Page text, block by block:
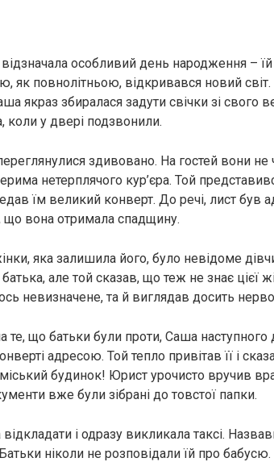
особливий день народження –
як повнолітньою, відкривався новий
якраз збиралася задути свічки зі свого
коли у двері подзвонили.
здивовано. На гостей вони
нетерплячого кур’єра. Той
їм великий конверт. До речі, лист
вона отримала спадщину.
яка залишила його, було невідоме
але той сказав, що теж не знає цієї
невизначене, та й виглядав досить
що батьки були проти, Саша наступного
адресою. Той тепло привітав її і
будинок! Юрист урочисто вручив
вже були зібрані до товстої папки.
і одразу викликала таксі.
ніколи не розповідали їй про